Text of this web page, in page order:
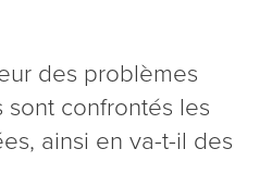
des problèmes
sont confrontés les
ainsi en va-t-il des